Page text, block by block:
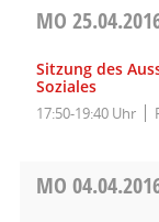
MO
Sitzung des
Soziales
17:50-19:40 Uhr
MO